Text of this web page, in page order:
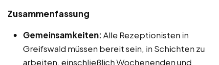
Zusammenfassung
Gemeinsamkeiten:Alle Rezeptionisten in
Greifswald müssen bereit sein, in Schichten zu
arbeiten, einschließlich Wochenenden und